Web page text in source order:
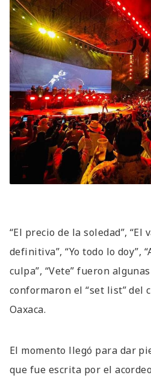
“El precio de la soledad”, “El
definitiva”, “Yo todo lo doy”,
culpa”, “Vete” fueron
conformaron el “set list” del
Oaxaca.
El momento llegó para dar
que fue escrita por el